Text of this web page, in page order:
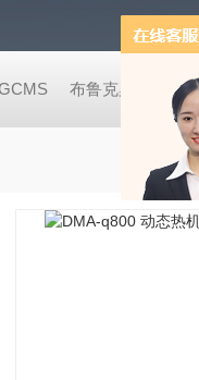
布鲁克桌面型